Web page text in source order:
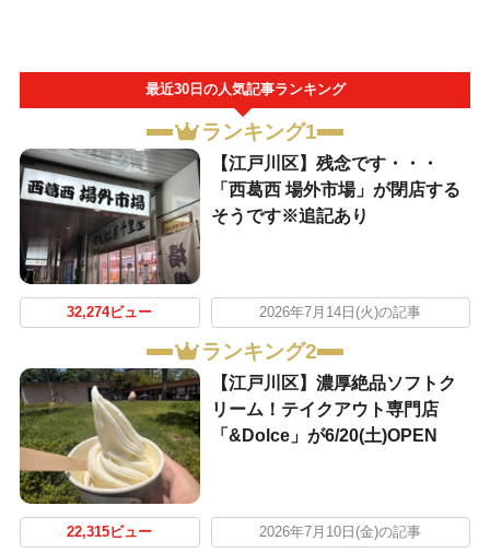
最近30日の人気記事ランキング
ランキング1
【江戸川区】残念です・・・
「西葛西 場外市場」が閉店する
そうです※追記あり
32,274ビュー 2026年7月14日(火)の記事
ランキング2
【江戸川区】濃厚絶品ソフトク
リーム！テイクアウト専門店
「&Dolce」が6/20(土)OPEN
22,315ビュー 2026年7月10日(金)の記事